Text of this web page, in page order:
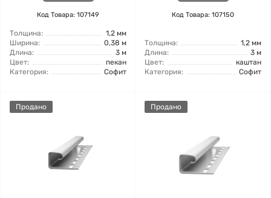
Код Товара: 107149
Толщина:
1,2 мм
Ширина:
0,38 м
Длина:
3 м
Цвет:
пекан
Категория:
Софит
Код Товара: 107150
Толщина:
1,2 мм
Длина:
3 м
Цвет:
каштан
Категория:
Софит
Продано Продано